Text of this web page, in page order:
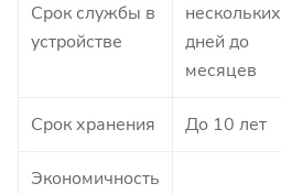
Срок службы в
устройстве
нескольких
дней до
месяцев
Срок хранения До 10 лет
Экономичность